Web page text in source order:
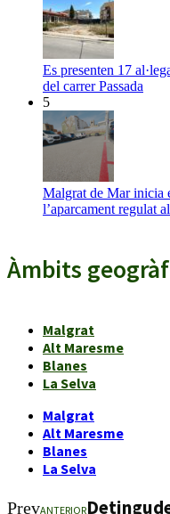
Es presenten 17
del carrer Passada
5
Malgrat de Mar inicia
l’aparcament regulat
Àmbits
Malgrat
Alt Maresme
Blanes
La Selva
Malgrat
Alt Maresme
Blanes
La Selva
PrevANTERIOR